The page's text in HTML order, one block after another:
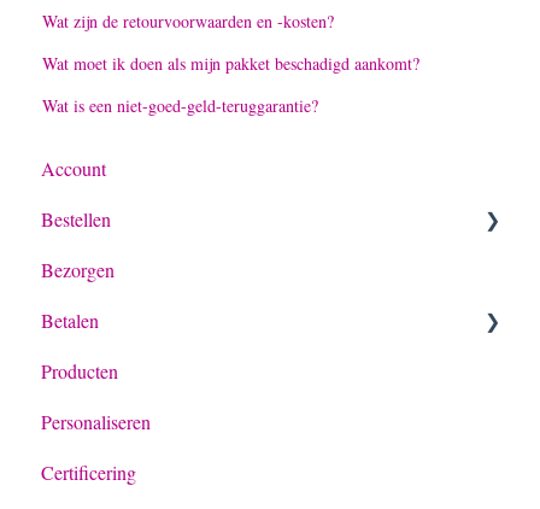
Wat zijn de retourvoorwaarden en -kosten?
Wat moet ik doen als mijn pakket beschadigd aankomt?
Wat is een niet-goed-geld-teruggarantie?
Account
Bestellen
Algemeen
Bestelling
Offerte
Bezorgen
Betalen
Betaling algemeen
Achteraf betalen met Billie
Producten
Personaliseren
Certificering